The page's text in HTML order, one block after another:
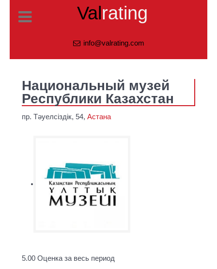
Valrating
info@valrating.com
Национальный музей
Республики Казахстан
пр. Тәуелсіздік, 54, Астана
5.00 Оценка за весь период